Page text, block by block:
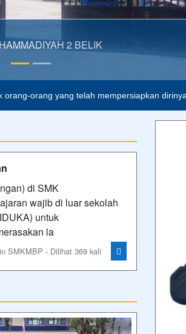
5 Jan 2026
Hari Pertama Masuk
2025/2026